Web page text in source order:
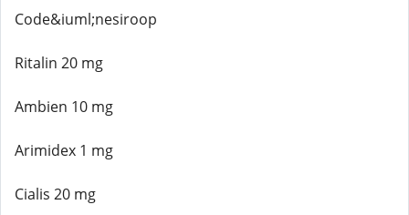
Code&iuml;nesiroop
Ritalin 20 mg
Ambien 10 mg
Arimidex 1 mg
Cialis 20 mg